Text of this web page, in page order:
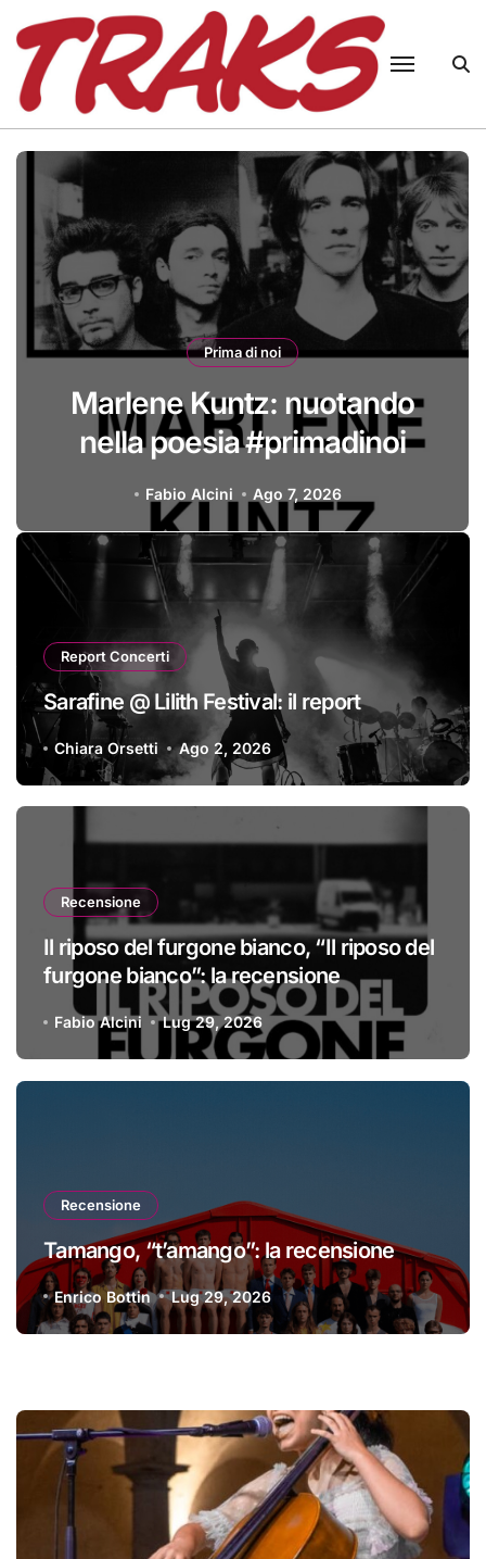
content
Prima di noi
Litfiba: una storia di pirati
#primadinoi
Fabio Alcini Ago 6, 2026
Report Concerti
Sarafine @ Lilith Festival: il report
Chiara Orsetti Ago 2, 2026
Recensione
Il riposo del furgone bianco, “Il riposo del
furgone bianco”: la recensione
Fabio Alcini Lug 29, 2026
Recensione
Tamango, “t’amango”: la recensione
Enrico Bottin Lug 29, 2026